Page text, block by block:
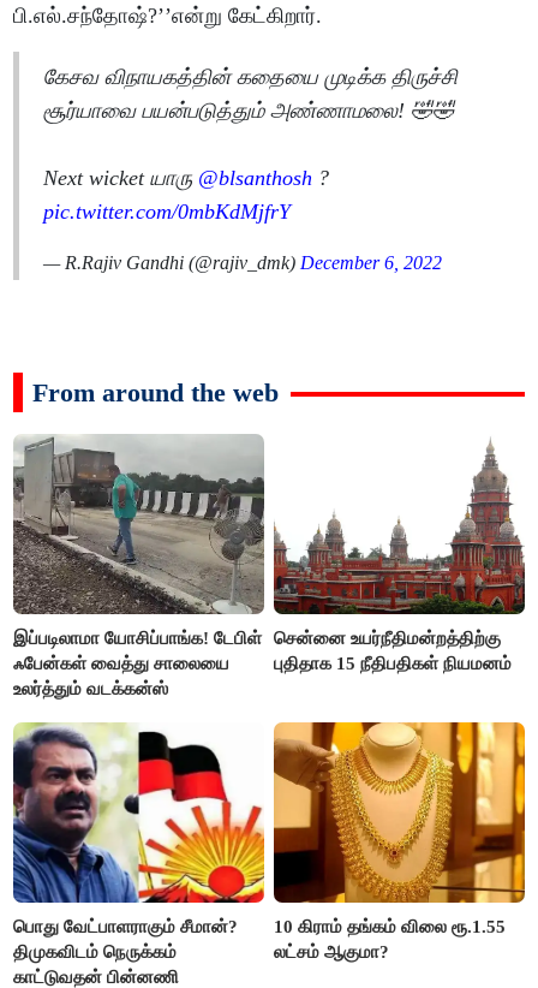
பி.எல்.சந்தோஷ்?’’என்று கேட்கிறார்.
கேசவ விநாயகத்தின் கதையை முடிக்க திருச்சி
சூர்யாவை பயன்படுத்தும் அண்ணாமலை! 🤣🤣
Next wicket யாரு @blsanthosh ?
pic.twitter.com/0mbKdMjfrY
— R.Rajiv Gandhi (@rajiv_dmk) December 6, 2022
From around the web
இப்படிலாமா யோசிப்பாங்க! டேபிள்
ஃபேன்கள் வைத்து சாலையை
உலர்த்தும் வடக்கன்ஸ்
சென்னை உயர்நீதிமன்றத்திற்கு
புதிதாக 15 நீதிபதிகள் நியமனம்
பொது வேட்பாளராகும் சீமான்?
திமுகவிடம் நெருக்கம்
காட்டுவதன் பின்னணி
10 கிராம் தங்கம் விலை ரூ.1.55
லட்சம் ஆகுமா?